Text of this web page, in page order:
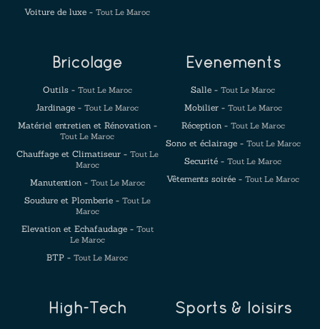
Voiture de luxe - Tout Le Maroc
Bricolage
Outils - Tout Le Maroc
Jardinage - Tout Le Maroc
Matériel entretien et Rénovation -
Tout Le Maroc
Chauffage et Climatiseur - Tout Le
Maroc
Manutention - Tout Le Maroc
Soudure et Plomberie - Tout Le
Maroc
Elevation et Echafaudage - Tout
Le Maroc
BTP - Tout Le Maroc
Evenements
Salle - Tout Le Maroc
Mobilier - Tout Le Maroc
Réception - Tout Le Maroc
Sono et éclairage - Tout Le Maroc
Securité - Tout Le Maroc
Vêtements soirée - Tout Le Maroc
High-Tech Sports & loisirs